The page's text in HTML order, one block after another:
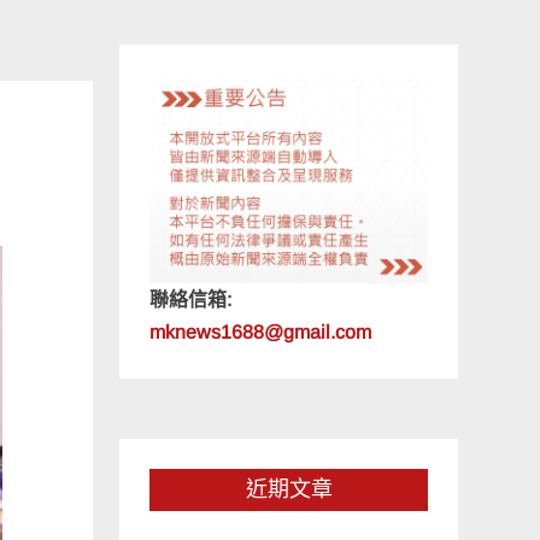
聯絡信箱:
mknews1688@gmail.com
近期文章